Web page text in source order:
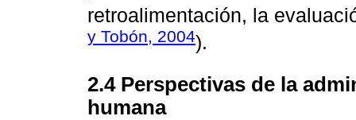
retroalimentación, la
y Tobón, 2004).
2.4 Perspectivas de la
humana